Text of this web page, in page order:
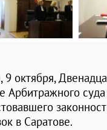
9 октября,
Арбитражного
в Саратове.